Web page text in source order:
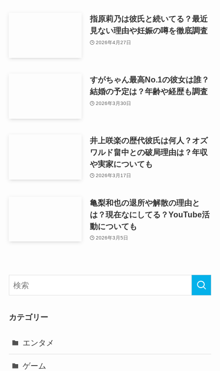
指原莉乃は彼氏と続いてる？最近
見ない理由や妊娠の噂を徹底調査
2026年4月27日
すがちゃん最高No.1の彼女は誰？
結婚の予定は？年齢や経歴も調査
2026年3月30日
井上咲楽の歴代彼氏は何人？オズ
ワルド畠中との破局理由は？年収
や実家についても
2026年3月17日
亀梨和也の退所や解散の理由と
は？現在なにしてる？YouTube活
動についても
2026年3月5日
カテゴリー
エンタメ
ゲーム